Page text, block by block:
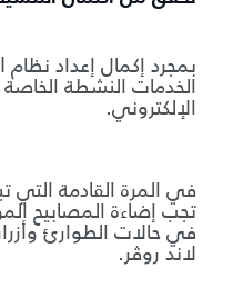
الخدمات النشطة
الإلكتروني.
في المرة القادمة التي
تجب إضاءة المصابيح
في حالات الطوارئ
لاند روڤر.